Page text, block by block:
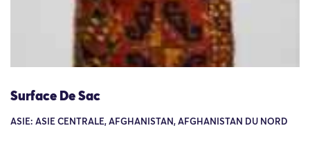
Surface De Sac
ASIE: ASIE CENTRALE, AFGHANISTAN, AFGHANISTAN DU NORD